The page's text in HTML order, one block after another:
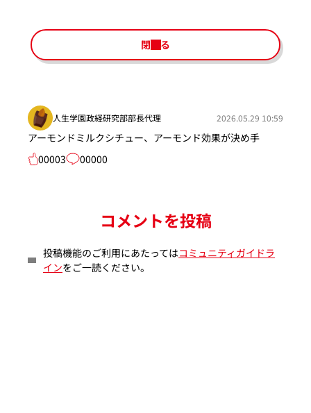
閉じる
人生学園政経研究部部長代理 2026.05.29 10:59
アーモンドミルクシチュー、アーモンド効果が決め手
00003
00000
コメントを投稿
投稿機能のご利用にあたってはコミュニティガイドラ
インをご一読ください。